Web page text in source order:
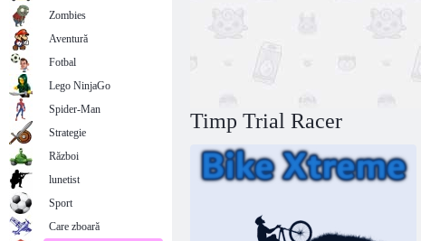
Timp Trial Racer
Zombies
Aventură
Fotbal
Lego NinjaGo
Spider-Man
Strategie
Război
lunetist
Sport
Care zboară